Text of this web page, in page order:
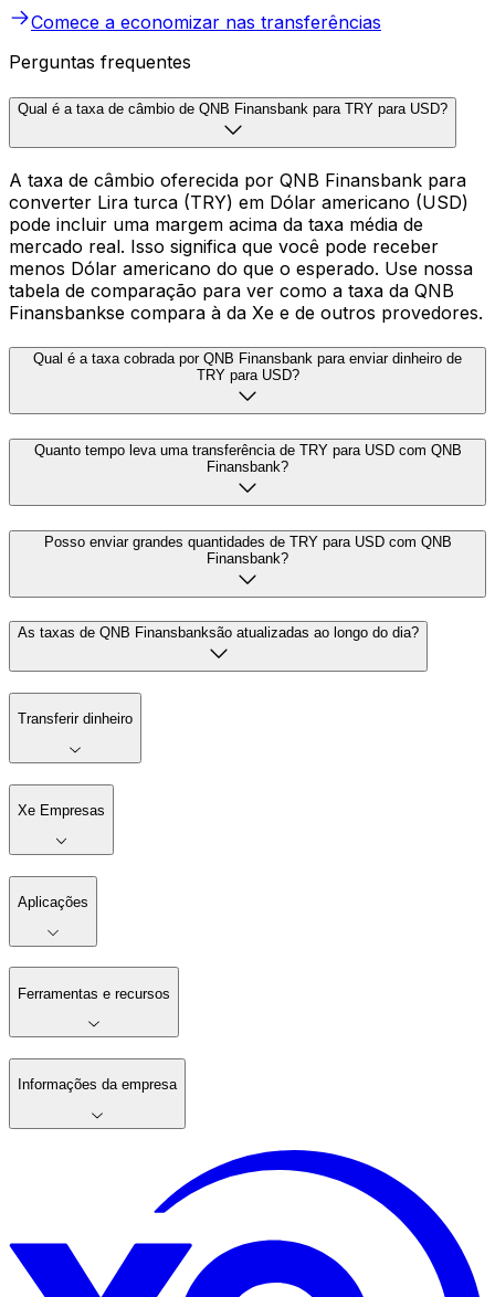
Comece a economizar nas transferências
Perguntas frequentes
Qual é a taxa de câmbio de QNB Finansbank para TRY para USD?
A taxa de câmbio oferecida por QNB Finansbank para
converter Lira turca (TRY) em Dólar americano (USD)
pode incluir uma margem acima da taxa média de
mercado real. Isso significa que você pode receber
menos Dólar americano do que o esperado. Use nossa
tabela de comparação para ver como a taxa da QNB
Finansbankse compara à da Xe e de outros provedores.
Qual é a taxa cobrada por QNB Finansbank para enviar dinheiro de
TRY para USD?
Quanto tempo leva uma transferência de TRY para USD com QNB
Finansbank?
Posso enviar grandes quantidades de TRY para USD com QNB
Finansbank?
As taxas de QNB Finansbanksão atualizadas ao longo do dia?
Transferir dinheiro
Xe Empresas
Aplicações
Ferramentas e recursos
Informações da empresa